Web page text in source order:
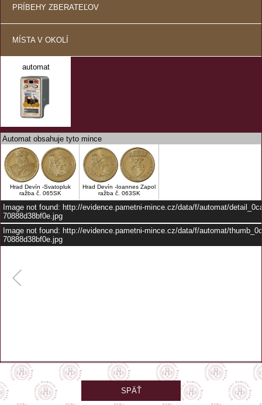
PRÍBEHY ZBERATEĽOV
MÍSTA V OKOLÍ
automat
Automat obsahuje tyto mince
Hrad Devín -Svatopluk
ražba č. 065SK
Hrad Devín -Ioannes Zapol
ražba č. 063SK
Image not found: http://evidence.pametni-mince.cz/data/f/automat/
70888d38bf0e.jpg
Image not found: http://evidence.pametni-mince.cz/data/f/automat/
70888d38bf0e.jpg
automat je umístěn na parkovišti u Rytiera GPS: 48.17515, 16.97856
Zobrazit na mapě
SPÄŤ